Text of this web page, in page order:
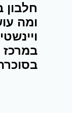
ומה